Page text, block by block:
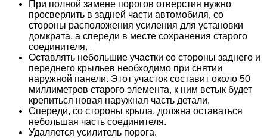
При полной замене порогов отверстия нужно
просверлить в задней части автомобиля, со
стороны расположения усиления для установки
домкрата, а спереди в месте сохранения старого
соединителя.
Оставлять небольшие участки со стороны заднего и
переднего крыльев необходимо при снятии
наружной панели. Этот участок составит около 50
миллиметров старого элемента, к ним встык будет
крепиться новая наружная часть детали.
Спереди, со стороны крыла, должна оставаться
небольшая часть соединителя.
Удаляется усилитель порога.